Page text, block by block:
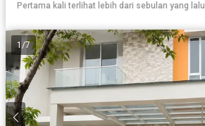
Pertama kali terlihat lebih dari sebulan yang lalu
1 /7